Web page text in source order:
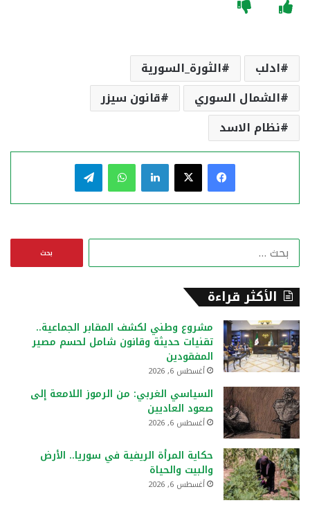
ادلب
الثورة_السورية
الشمال السوري
قانون سيزر
نظام الاسد
فيسبوك لينكدإن واتساب
ن
الأكثر قراءة
مشروع وطني لكشف المقابر الجماعية..
تقنيات حديثة وقانون شامل لحسم مصير
المفقودين
أغسطس 6, 2026
السياسي الغربي: من الرموز اللامعة إلى
صعود العاديين
أغسطس 6, 2026
حكاية المرأة الريفية في سوريا.. الأرض
والبيت والحياة
أغسطس 6, 2026